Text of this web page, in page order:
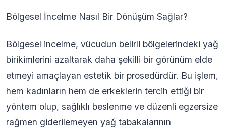
Bölgesel İncelme Nasıl Bir Dönüşüm Sağlar?
Bölgesel incelme, vücudun belirli bölgelerindeki yağ
birikimlerini azaltarak daha şekilli bir görünüm elde
etmeyi amaçlayan estetik bir prosedürdür. Bu işlem,
hem kadınların hem de erkeklerin tercih ettiği bir
yöntem olup, sağlıklı beslenme ve düzenli egzersize
rağmen giderilemeyen yağ tabakalarının